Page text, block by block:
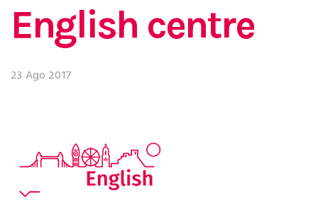
English centre
23 Ago 2017